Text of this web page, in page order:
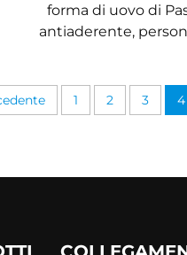
forma di uovo di
antiaderente,
fai-da-te per
1 2 3 4